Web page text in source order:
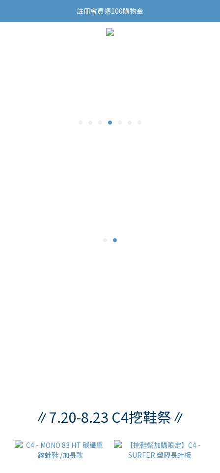
結帳滿3,000免運(限台灣)
註冊會員領100購物金
結帳滿3,000免運(限台灣)
∥7.20-8.23 C4挖鞋祭∥